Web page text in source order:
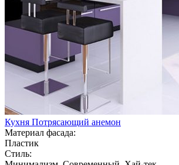
Кухня Потрясающий анемон
Материал фасада:
Пластик
Стиль: